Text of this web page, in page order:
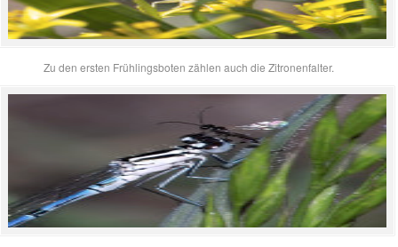
Zu den ersten Frühlingsboten zählen auch die Zitronenfalter.